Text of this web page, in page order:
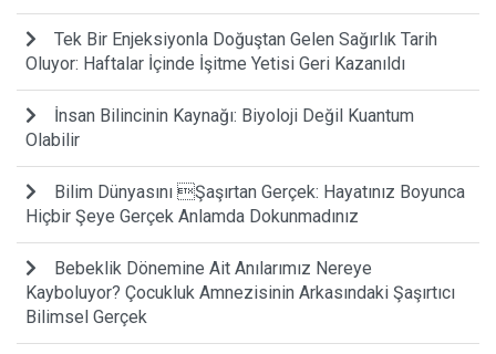
Tek Bir Enjeksiyonla Doğuştan Gelen Sağırlık Tarih
Oluyor: Haftalar İçinde İşitme Yetisi Geri Kazanıldı
İnsan Bilincinin Kaynağı: Biyoloji Değil Kuantum
Olabilir
Bilim Dünyasını Şaşırtan Gerçek: Hayatınız Boyunca
Hiçbir Şeye Gerçek Anlamda Dokunmadınız
Bebeklik Dönemine Ait Anılarımız Nereye
Kayboluyor? Çocukluk Amnezisinin Arkasındaki Şaşırtıcı
Bilimsel Gerçek